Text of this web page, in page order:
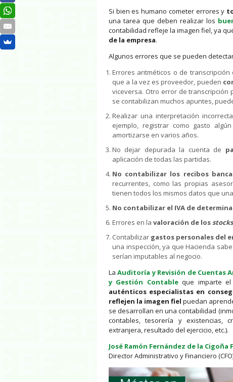
Si bien es humano cometer errores y
una tarea que deben realizar los
contabilidad refleje la imagen fiel, ya
de la empresa.
Algunos errores que se pueden
Errores aritméticos o de
que a la vez es proveedor, pueden
viceversa. Otro error de transcripción
se contabilizan muchos apuntes,
Realizar una interpretación
ejemplo, registrar como gasto algún
amortizarse en varios años.
No dejar depurada la cuenta de
aplicación de todas las partidas.
No contabilizar los recibos
recurrentes, como las propias
tienen todos los mismos datos que
No contabilizar el IVA de
Errores en la valoración de los stocks
Contabilizar gastos personales del
una inspección, ya que Hacienda
serían imputables al negocio.
LaAuditoría y Revisión de Cuentas
y Gestión Contableque imparte el
auténticos especialistas en
reflejen la imagen fiel puedan
se desarrollan en una contabilidad
contables, tesorería y existencias,
extranjera, resultado del ejercicio, etc.).
José Ramón Fernández de la Cigoña
Director Administrativo y Financiero